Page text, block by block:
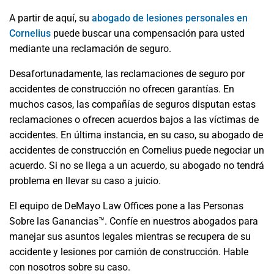
A partir de aquí, su abogado de lesiones personales en
Cornelius puede buscar una compensación para usted
mediante una reclamación de seguro.
Desafortunadamente, las reclamaciones de seguro por
accidentes de construcción no ofrecen garantías. En
muchos casos, las compañías de seguros disputan estas
reclamaciones o ofrecen acuerdos bajos a las víctimas de
accidentes. En última instancia, en su caso, su abogado de
accidentes de construcción en Cornelius puede negociar un
acuerdo. Si no se llega a un acuerdo, su abogado no tendrá
problema en llevar su caso a juicio.
El equipo de DeMayo Law Offices pone a las Personas
Sobre las Ganancias™. Confíe en nuestros abogados para
manejar sus asuntos legales mientras se recupera de su
accidente y lesiones por camión de construcción. Hable
con nosotros sobre su caso.